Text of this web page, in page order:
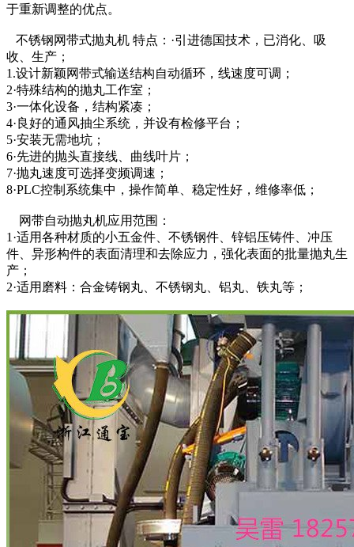
于重新调整的优点。
不锈钢网带式抛丸机 特点：·引进德国技术，已消化、吸
收、生产；
1.设计新颖网带式输送结构自动循环，线速度可调；
2·特殊结构的抛丸工作室；
3·一体化设备，结构紧凑；
4·良好的通风抽尘系统，并设有检修平台；
5·安装无需地坑；
6·先进的抛头直接线、曲线叶片；
7·抛丸速度可选择变频调速；
8·PLC控制系统集中，操作简单、稳定性好，维修率低；
网带自动抛丸机应用范围：
1·适用各种材质的小五金件、不锈钢件、锌铝压铸件、冲压
件、异形构件的表面清理和去除应力，强化表面的批量抛丸生
产；
2·适用磨料：合金铸钢丸、不锈钢丸、铝丸、铁丸等；